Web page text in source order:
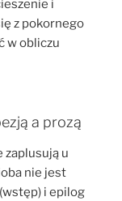
i
z pokornego
w obliczu
a prozą
zaplusują u
nie jest
i epilog